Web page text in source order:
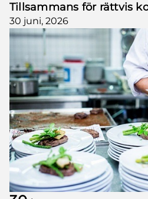
Tillsammans för rättvis
30 juni, 2026